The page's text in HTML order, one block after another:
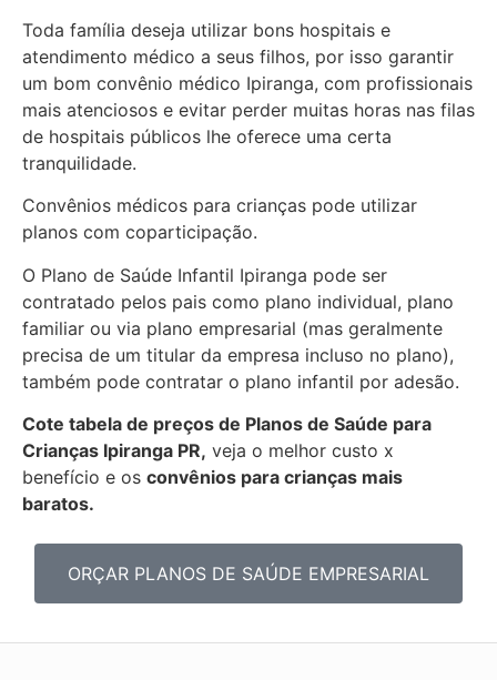
Toda família deseja utilizar bons hospitais e
atendimento médico a seus filhos, por isso garantir
um bom convênio médico Ipiranga, com profissionais
mais atenciosos e evitar perder muitas horas nas filas
de hospitais públicos lhe oferece uma certa
tranquilidade.
Convênios médicos para crianças pode utilizar
planos com coparticipação.
O Plano de Saúde Infantil Ipiranga pode ser
contratado pelos pais como plano individual, plano
familiar ou via plano empresarial (mas geralmente
precisa de um titular da empresa incluso no plano),
também pode contratar o plano infantil por adesão.
Cote tabela de preços de Planos de Saúde para
Crianças Ipiranga PR, veja o melhor custo x
benefício e os convênios para crianças mais
baratos.
ORÇAR PLANOS DE SAÚDE EMPRESARIAL